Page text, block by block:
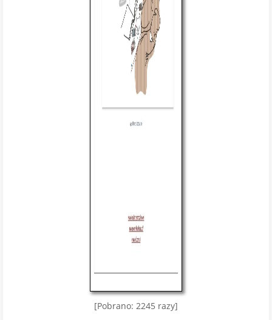
[Pobrano: 2245 razy]